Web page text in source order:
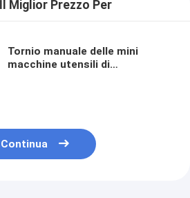
Miglior Prezzo Per
Tornio manuale delle mini
macchine utensili di
Continua